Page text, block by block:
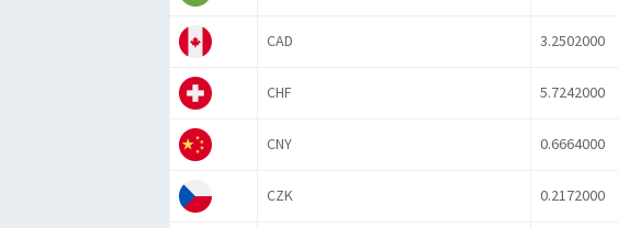
CAD 3.2502000
CHF 5.7242000
CNY 0.6664000
CZK 0.2172000